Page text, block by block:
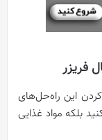
فریزر
این راه‌حل‌های
بلکه مواد غذایی